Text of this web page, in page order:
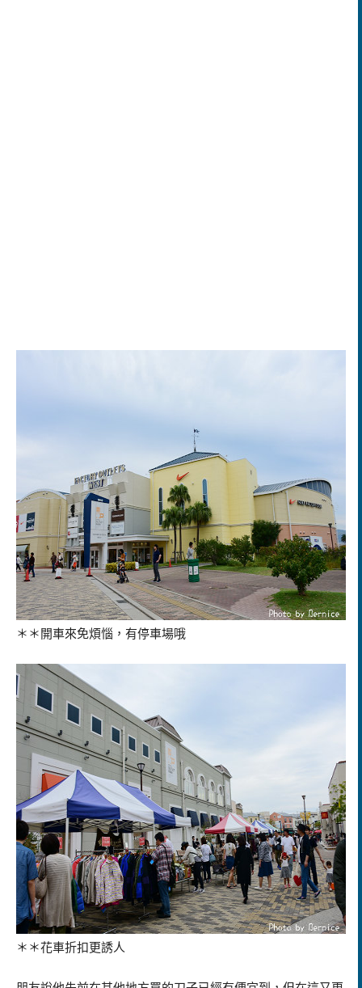
＊＊開車來免煩惱，有停車場哦
＊＊花車折扣更誘人